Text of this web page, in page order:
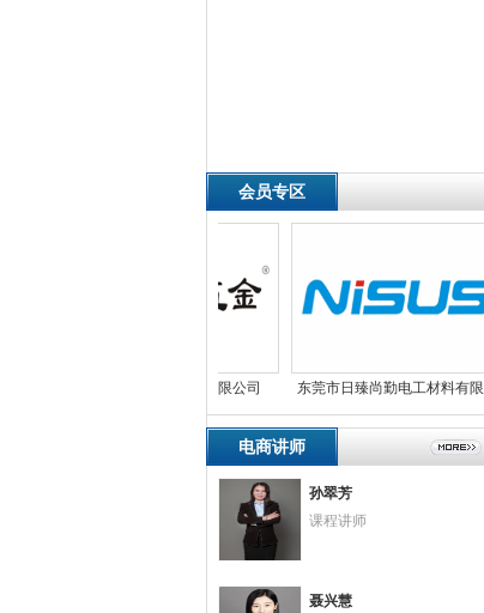
会员专区
东莞市松芽五金制品有限公司 东莞市日臻尚勤电工材料有限公司
电商讲师
孙翠芳
课程讲师
聂兴慧